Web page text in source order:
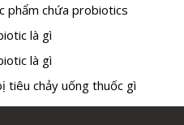
phẩm chứa probiotics
là gì
là gì
tiêu chảy uống thuốc gì